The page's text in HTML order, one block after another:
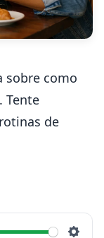
sobre como
Tente
de